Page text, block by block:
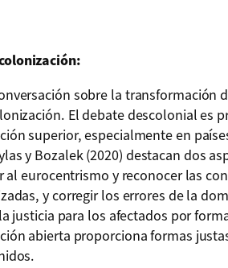
sobre la transformación
El debate descolonial es
superior, especialmente en
y Bozalek (2020) destacan dos
al eurocentrismo y reconocer las
y corregir los errores de la
justicia para los afectados por
abierta proporciona formas